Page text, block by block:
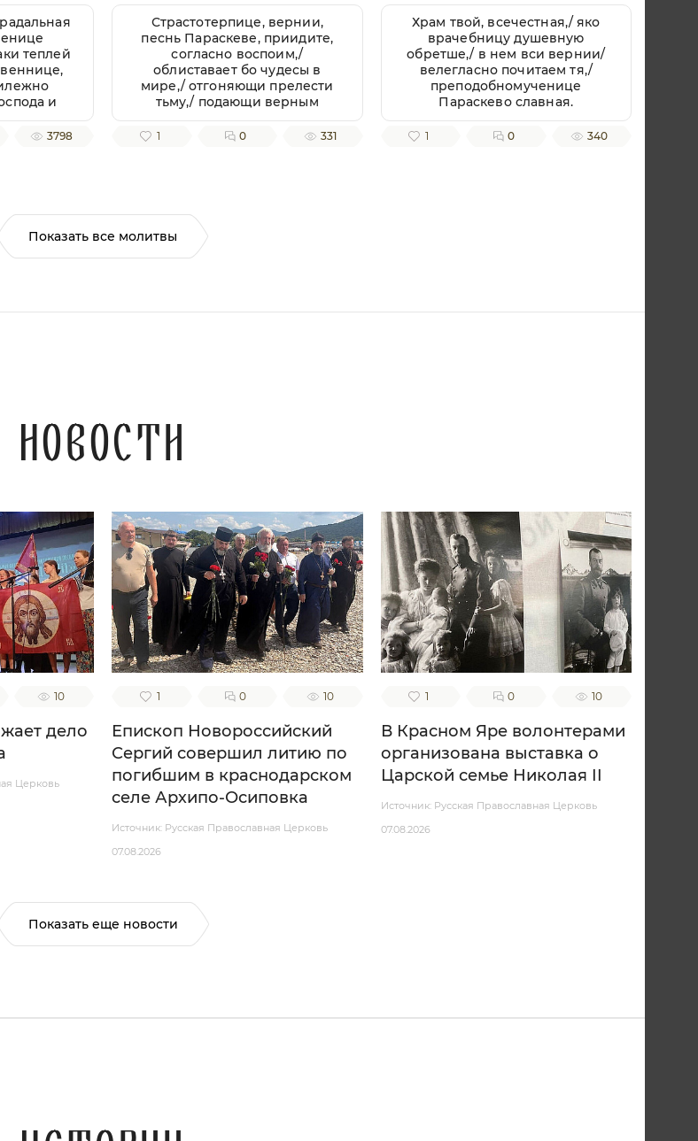
теплей
и
нам,
во
житию
и
и
но
славити
Бога
и
и присно,
Аминь.
3798
Параскевы
Страстотерпице, вернии,
песнь Параскеве, приидите,
согласно воспоим,/
облиставает бо чудесы в
мире,/ отгоняющи прелести
тьму,/ подающи верным
благодать независтную,
зовущим:/ радуйся, мученице
1 0 331
Храм твой, всечестная,/ яко
врачебницу душевную
обретше,/ в нем вси вернии/
велегласно почитаем тя,/
преподобномученице
Параскево славная.
1 0 340
Показать все молитвы
Новости
10
дело
Церковь
1 0 10
Епископ Новороссийский
Сергий совершил литию по
погибшим в краснодарском
селе Архипо-Осиповка
Источник: Русская Православная Церковь
07.08.2026
1 0 10
В Красном Яре волонтерами
организована выставка о
Царской семье Николая II
Источник: Русская Православная Церковь
07.08.2026
Показать еще новости